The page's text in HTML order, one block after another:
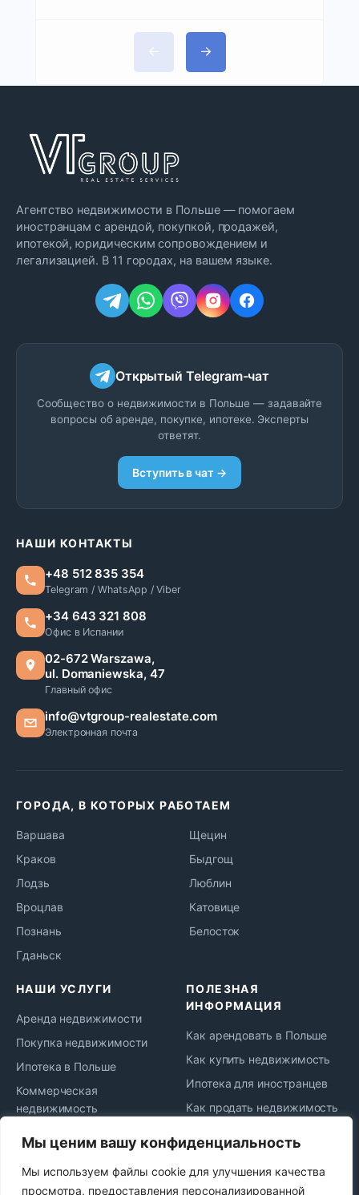
Мы ценим вашу конфиденциальность
Мы используем файлы cookie для улучшения качества
просмотра, предоставления персонализированной
Агентство недвижимости в Польше — помогаем
иностранцам с арендой, покупкой, продажей,
ипотекой, юридическим сопровождением и
легализацией. В 11 городах, на вашем языке.
Открытый Telegram-чат
Сообщество о недвижимости в Польше — задавайте
вопросы об аренде, покупке, ипотеке. Эксперты
ответят.
Вступить в чат →
НАШИ КОНТАКТЫ
+48 512 835 354
Telegram / WhatsApp / Viber
+34 643 321 808
Офис в Испании
02-672 Warszawa,
ul. Domaniewska, 47
Главный офис
info@vtgroup-realestate.com
Электронная почта
ГОРОДА, В КОТОРЫХ РАБОТАЕМ
Варшава
Краков
Лодзь
Вроцлав
Познань
Гданьск
Щецин
Быдгощ
Люблин
Катовице
Белосток
НАШИ УСЛУГИ
Аренда недвижимости
Покупка недвижимости
Ипотека в Польше
Коммерческая
недвижимость
сопровождение
Сдача в аренду
ПОЛЕЗНАЯ
ИНФОРМАЦИЯ
Как арендовать в Польше
Как купить недвижимость
Ипотека для иностранцев
Как продать недвижимость
Новости рынка
Политика